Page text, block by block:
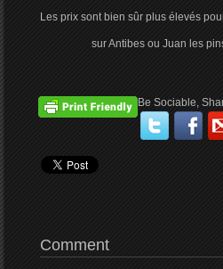
Les prix sont bien sûr plus élevés
sur Antibes ou Juan les
Be Sociable,
Comment